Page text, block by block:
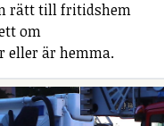
rätt till fritidshem
om
eller är hemma.